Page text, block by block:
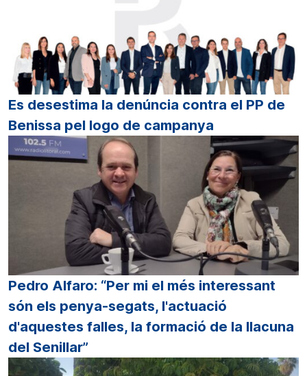
Es desestima la denúncia contra el PP de
Benissa pel logo de campanya
Pedro Alfaro: “Per mi el més interessant
són els penya-segats, l'actuació
d'aquestes falles, la formació de la llacuna
del Senillar”